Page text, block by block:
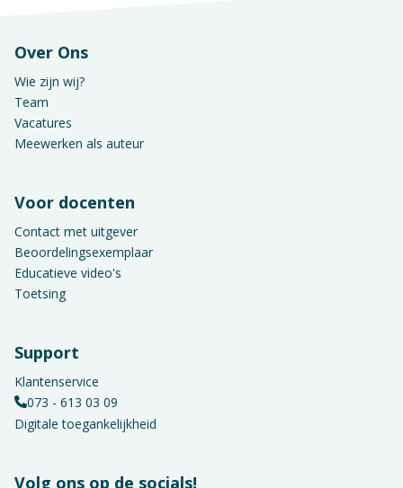
Over Ons
Wie zijn wij?
Team
Vacatures
Meewerken als auteur
Voor docenten
Contact met uitgever
Beoordelingsexemplaar
Educatieve video's
Toetsing
Support
Klantenservice
073 - 613 03 09
Digitale toegankelijkheid
Volg ons op de socials!